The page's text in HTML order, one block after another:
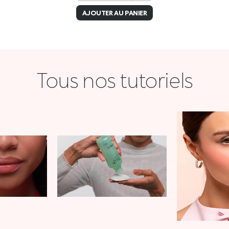
AJOUTER AU PANIER
Tous nos tutoriels